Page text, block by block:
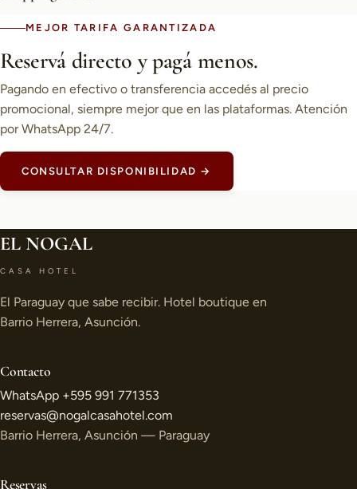
MEJOR TARIFA GARANTIZADA
Reservá directo y pagá menos.
Pagando en efectivo o transferencia accedés al precio
promocional, siempre mejor que en las plataformas. Atención
por WhatsApp 24/7.
CONSULTAR DISPONIBILIDAD →
EL NOGAL
CASA HOTEL
El Paraguay que sabe recibir. Hotel boutique en
Barrio Herrera, Asunción.
Contacto
WhatsApp +595 991 771353
reservas@nogalcasahotel.com
Barrio Herrera, Asunción — Paraguay
Reservas